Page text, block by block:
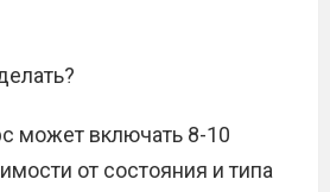
может включать 8-10
от состояния и типа